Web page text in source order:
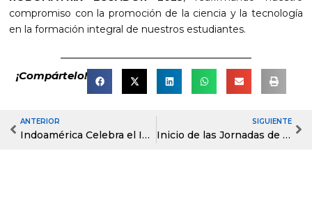
compromiso con la promoción de la ciencia y la tecnología
en la formación integral de nuestros estudiantes.
¡Compártelo!
Prev
ANTERIOR
Indoamérica Celebra el Inicio de la Fiesta de la Fruta y de las Flores en el Pregón 2025
SIGUIENTE
Inicio de las Jornadas de capacitación del Club INDOMUN